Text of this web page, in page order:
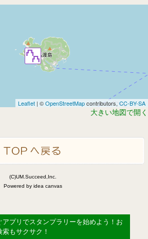
Leaflet | ©OpenStreetMapcontributors, CC-BY-SA
大きい地図で開く
(C)UM.Succeed,Inc.
Powered by idea canvas
アプリでスタンプラリーを始めよう！お
索もサクサク！